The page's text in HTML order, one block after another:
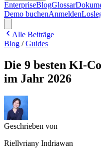
EnterpriseBlogGlossar
Demo buchenAnmelden
Alle Beiträge
Blog /Guides
Die 9 besten KI-
im Jahr 2026
Geschrieben von
Riellvriany Indriawan